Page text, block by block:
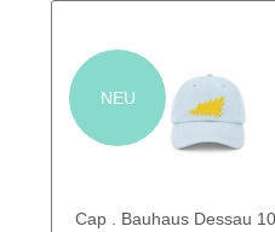
NEU
Cap . Bauhaus Dessau